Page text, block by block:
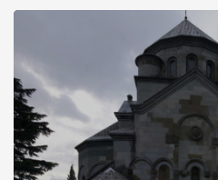
Херсонесі Володимир-язичник,
А потім було Хрещення Русі. На